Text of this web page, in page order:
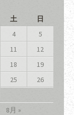
土 日
8月 »
4
5
11
12
18
19
25
26